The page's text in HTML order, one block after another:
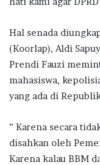
Hal senada
(Koorlap), Aldi
Prendi Fauzi
mahasiswa,
yang ada di
” Karena secara
disahkan oleh
Karena kalau BBM